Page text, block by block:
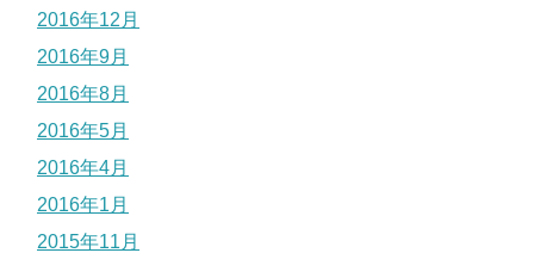
2016年12月
2016年9月
2016年8月
2016年5月
2016年4月
2016年1月
2015年11月